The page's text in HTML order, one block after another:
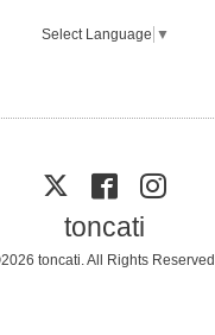
Select Language ▼
toncati
toncati . All Rights Reserved.